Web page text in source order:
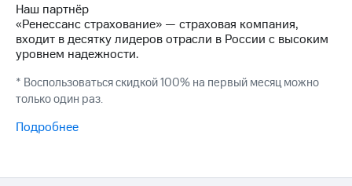
Перейти
на
eSIM
Для дома
Выберите
ТВ
Личный
кабинет
интернета
и
Личный
кабинет
ТВ
Мой
Наш партнёр
«Ренессанс страхование» — страховая компания,
входит в десятку лидеров отрасли в России с высоким
уровнем надежности.
* Воспользоваться скидкой 100% на первый месяц можно
только один раз.
Подробнее